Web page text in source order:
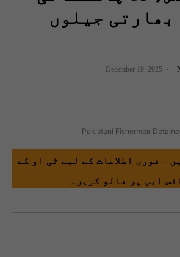
بھارتی جیلوں
December 19, 2025
Pakistani Fishermen
– فوری اطلاعات کے لیے ٹی او کے
ایپ پر فالو کریں۔